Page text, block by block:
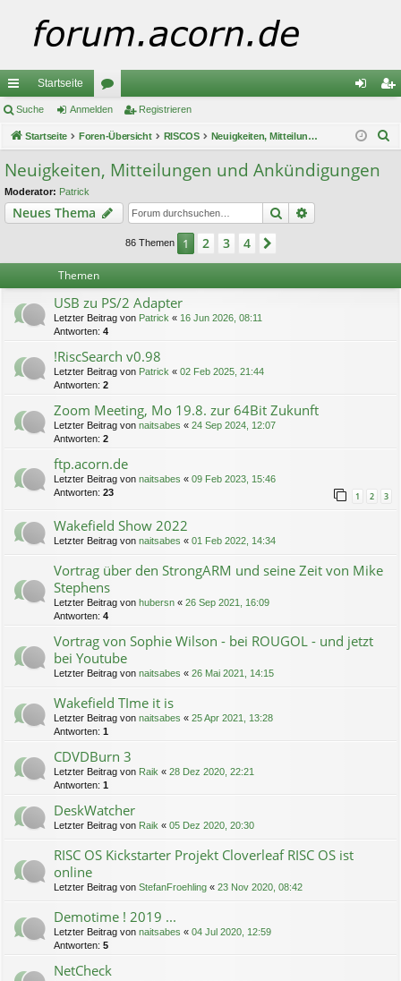
ch
ne
llz
ug
riff
Startseite
or
en m ist
Suche Anmelden Registrieren
Startseite Foren-Übersicht RISCOS Neuigkeiten, Mitteilungen und Ankündigungen
Neuigkeiten, Mitteilungen und Ankündigungen
Moderator: Patrick
Neues Thema Suche
86 Themen 1 2 3 4
Themen
USB zu PS/2 Adapter
Letzter Beitrag von Patrick « 16 Jun 2026, 08:11
Antworten: 4
!RiscSearch v0.98
Letzter Beitrag von Patrick « 02 Feb 2025, 21:44
Antworten: 2
Zoom Meeting, Mo 19.8. zur 64Bit Zukunft
Letzter Beitrag von naitsabes « 24 Sep 2024, 12:07
Antworten: 2
ftp.acorn.de
Letzter Beitrag von naitsabes « 09 Feb 2023, 15:46
Antworten: 23 1 2 3
Wakefield Show 2022
Letzter Beitrag von naitsabes « 01 Feb 2022, 14:34
Vortrag über den StrongARM und seine Zeit von Mike
Stephens
Letzter Beitrag von hubersn « 26 Sep 2021, 16:09
Antworten: 4
Vortrag von Sophie Wilson - bei ROUGOL - und jetzt
bei Youtube
Letzter Beitrag von naitsabes « 26 Mai 2021, 14:15
Wakefield TIme it is
Letzter Beitrag von naitsabes « 25 Apr 2021, 13:28
Antworten: 1
CDVDBurn 3
Letzter Beitrag von Raik « 28 Dez 2020, 22:21
Antworten: 1
DeskWatcher
Letzter Beitrag von Raik « 05 Dez 2020, 20:30
RISC OS Kickstarter Projekt Cloverleaf RISC OS ist
online
Letzter Beitrag von StefanFroehling « 23 Nov 2020, 08:42
Demotime ! 2019 ...
Letzter Beitrag von naitsabes « 04 Jul 2020, 12:59
Antworten: 5
NetCheck